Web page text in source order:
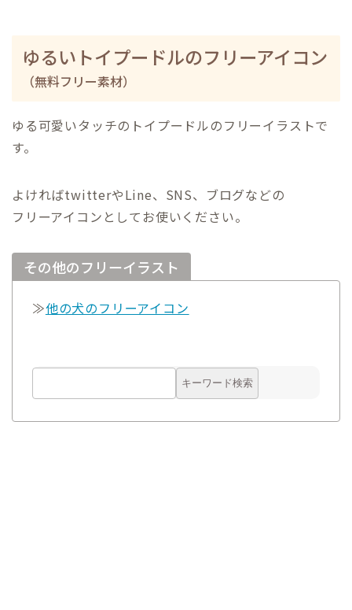
ゆるいトイプードルのフリーアイコン
（無料フリー素材）
ゆる可愛いタッチのトイプードルのフリーイラストで
す。
よければtwitterやLine、SNS、ブログなどの
フリーアイコンとしてお使いください。
その他のフリーイラスト
≫他の犬のフリーアイコン